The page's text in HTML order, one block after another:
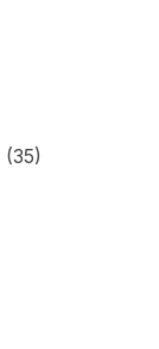
(35)